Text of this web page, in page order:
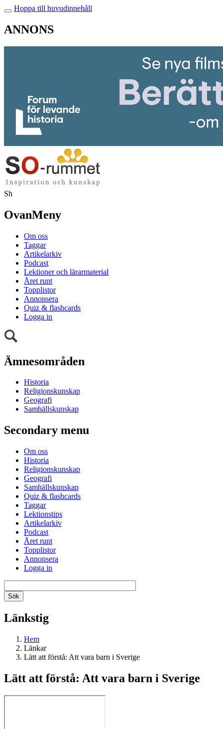
Hoppa till huvudinnehåll
ANNONS
Sh
OvanMeny
Om oss
Taggar
Artikelarkiv
Podcast
Lektioner och lärarmaterial
Året runt
Topplistor
Annonsera
Quiz & flashcards
Logga in
Ämnesområden
Historia
Religionskunskap
Geografi
Samhällskunskap
Secondary menu
Om oss
Historia
Religionskunskap
Geografi
Samhällskunskap
Quiz & flashcards
Taggar
Lektionstips
Artikelarkiv
Podcast
Året runt
Topplistor
Annonsera
Logga in
Länkstig
Hem
Länkar
Lätt att förstå: Att vara barn i Sverige
Lätt att förstå: Att vara barn i Sverige